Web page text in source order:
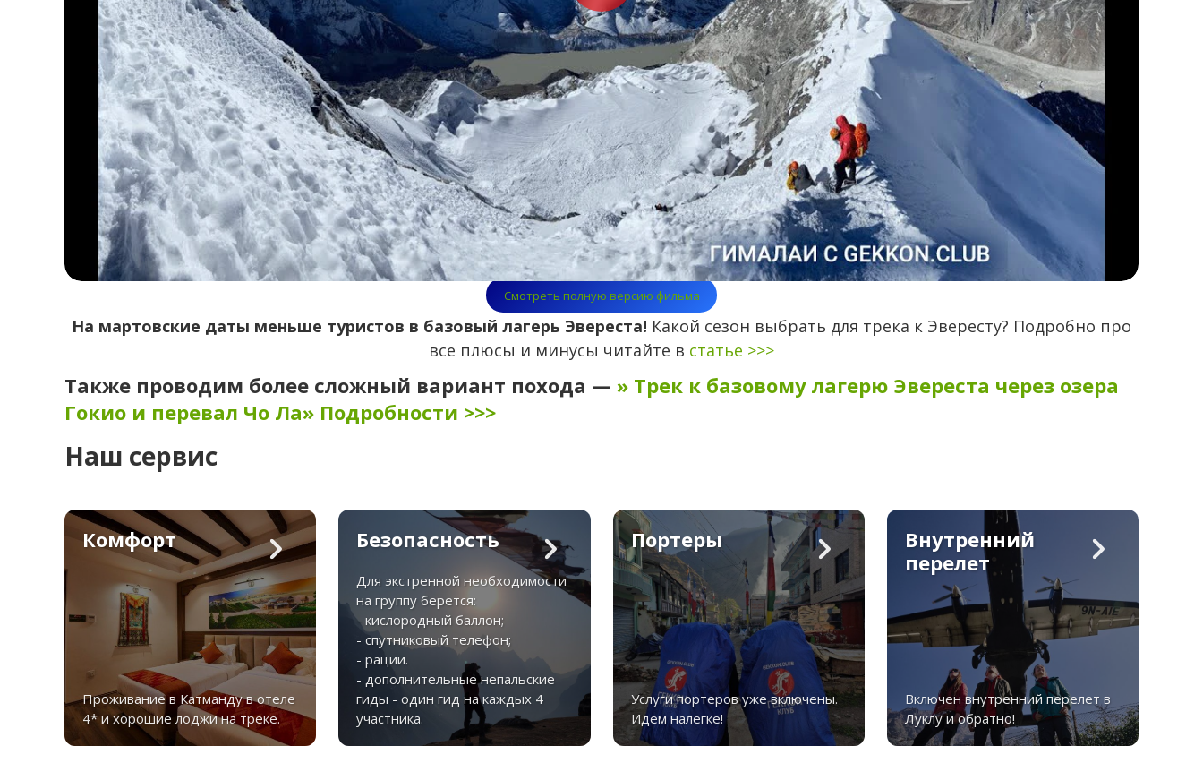
Смотреть полную версию фильма
На мартовские даты меньше туристов в базовый лагерь Эвереста! Какой сезон выбрать для трека к Эвересту? Подробно про
все плюсы и минусы читайте в статье >>>
Также проводим более сложный вариант похода — » Трек к базовому лагерю Эвереста через озера
Гокио и перевал Чо Ла» Подробности >>>
Наш сервис
Комфорт
Проживание в Катманду в отеле
4* и хорошие лоджи на треке.
Безопасность
Для экстренной необходимости
на группу берется:
- кислородный баллон;
- спутниковый телефон;
- рации.
- дополнительные непальские
гиды - один гид на каждых 4
участника.
Портеры
Услуги портеров уже включены.
Идем налегке!
Внутренний
перелет
Включен внутренний перелет в
Луклу и обратно!